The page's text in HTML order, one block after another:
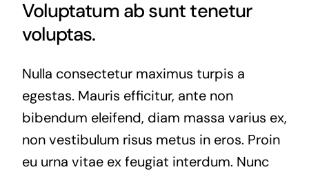
Voluptatum ab sunt tenetur
voluptas.
Nulla consectetur maximus turpis a
egestas. Mauris efficitur, ante non
bibendum eleifend, diam massa varius ex,
non vestibulum risus metus in eros. Proin
eu urna vitae ex feugiat interdum. Nunc